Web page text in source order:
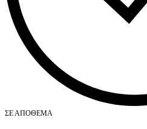
ΣΕ ΑΠΌΘΕΜΑ